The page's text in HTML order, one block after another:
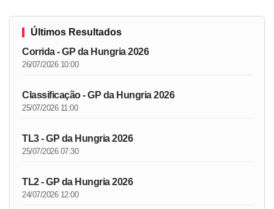
Últimos Resultados
Corrida - GP da Hungria 2026
26/07/2026 10:00
Classificação - GP da Hungria 2026
25/07/2026 11:00
TL3 - GP da Hungria 2026
25/07/2026 07:30
TL2 - GP da Hungria 2026
24/07/2026 12:00